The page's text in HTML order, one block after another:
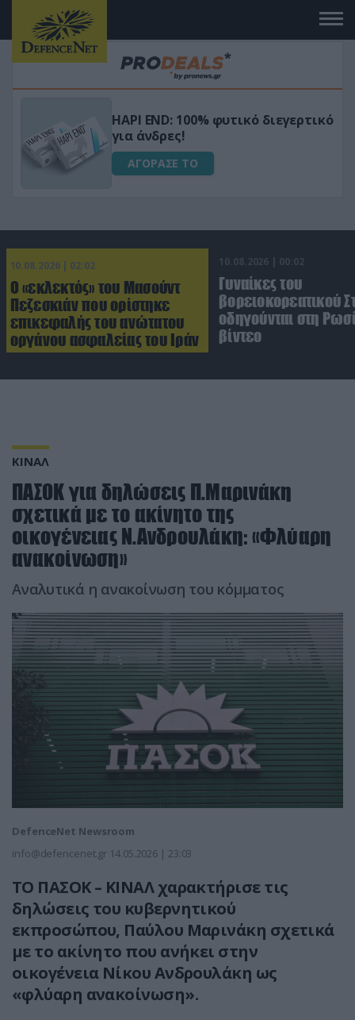
Μεταμόρφωσε τον κήπο σου με το
Ultra Box Μίνι Αλυσοπρίονο με
μπαταρία λιθίου
ΑΓΟΡΑΣΕ ΤΟ
10.08.2026 | 02:02
Ο «εκλεκτός» του Μασούντ
Πεζεσκιάν που ορίστηκε
επικεφαλής του ανώτατου
οργάνου ασφαλείας του Ιράν
10.08.2026 | 00:02
Γυναίκες του
βορειοκορεατικού
οδηγούνται στη
βίντεο
ΚΙΝΑΛ
ΠΑΣΟΚ για δηλώσεις Π.Μαρινάκη
σχετικά με το ακίνητο της
οικογένειας Ν.Ανδρουλάκη: «Φλύαρη
ανακοίνωση»
Αναλυτικά η ανακοίνωση του κόμματος
DefenceNet Newsroom
info@defencenet.gr 14.05.2026 | 23:03
ΤΟ ΠΑΣΟΚ – ΚΙΝΑΛ χαρακτήρισε τις
δηλώσεις του κυβερνητικού
εκπροσώπου, Παύλου Μαρινάκη σχετικά
με το ακίνητο που ανήκει στην
οικογένεια Νίκου Ανδρουλάκη ως
«φλύαρη ανακοίνωση».